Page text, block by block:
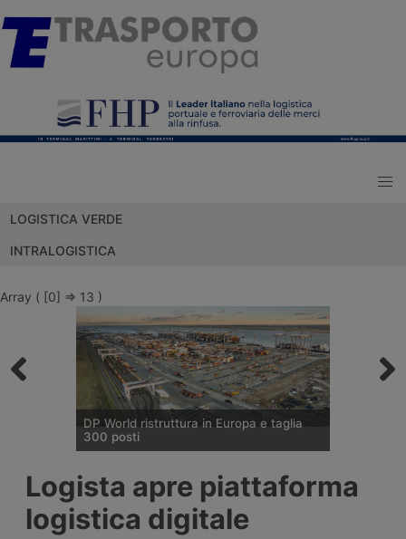
LOGISTICA VERDE
INTRALOGISTICA
Array ( [0] => 13 )
DP World ristruttura in Europa e taglia
300 posti
attività europee dopo l’uscita di tre dirigenti
senior, mentre Londra e Anversa registrano
volumi record e il gruppo prosegue gli
investimenti tra Svizzera, Golfo, Siria e
Logista apre piattaforma
logistica digitale